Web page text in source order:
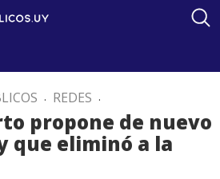
. REDES .
propone de nuevo
que eliminó a la